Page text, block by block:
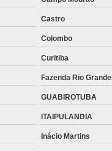
Castro
Colombo
Curitiba
Fazenda Rio Grande
GUABIROTUBA
ITAIPULANDIA
Inácio Martins